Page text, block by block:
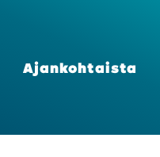
Ajan­koh­tais­ta